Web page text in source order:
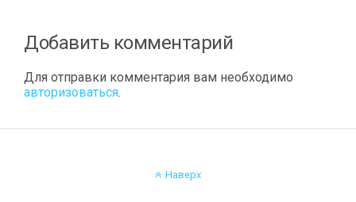
Добавить комментарий
Для отправки комментария вам необходимо
авторизоваться.
Наверх